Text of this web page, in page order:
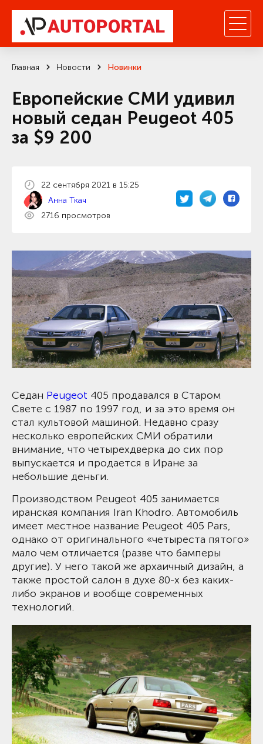
Главная Новости Новинки
Европейские СМИ удивил
новый седан Peugeot 405
за $9 200
22 сентября 2021 в 15:25
Анна Ткач
2716 просмотров
Седан Peugeot 405 продавался в Старом
Свете с 1987 по 1997 год, и за это время он
стал культовой машиной. Недавно сразу
несколько европейских СМИ обратили
внимание, что четырехдверка до сих пор
выпускается и продается в Иране за
небольшие деньги.
Производством Peugeot 405 занимается
иранская компания Iran Khodro. Автомобиль
имеет местное название Peugeot 405 Pars,
однако от оригинального «четыреста пятого»
мало чем отличается (разве что бамперы
другие). У него такой же архаичный дизайн, а
также простой салон в духе 80-х без каких-
либо экранов и вообще современных
технологий.